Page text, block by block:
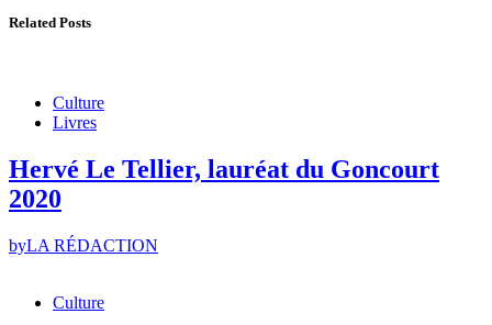
Related Posts
Culture
Livres
Hervé Le Tellier, lauréat du Goncourt
2020
byLA RÉDACTION
Culture